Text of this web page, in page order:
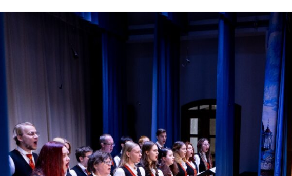
УЧАСТНИКИ 2022
УЧАСТНИКИ 2021
УЧАСТНИКИ 2016
ФОТОГАЛЕРЕЯ 2022
ФОТОГАЛЕРЕЯ 2021
ФОТОГАЛЕРЕЯ 2017
ФОТОГАЛЕРЕЯ 2016